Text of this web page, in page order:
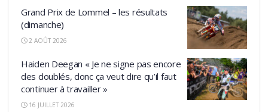
Grand Prix de Lommel – les résultats
(dimanche)
2 AOÛT 2026
Haiden Deegan « Je ne signe pas encore
des doublés, donc ça veut dire qu’il faut
continuer à travailler »
16 JUILLET 2026